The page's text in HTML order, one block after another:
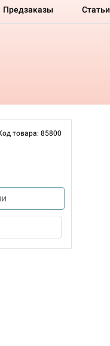
Предзаказы Статьи
товара: 85800